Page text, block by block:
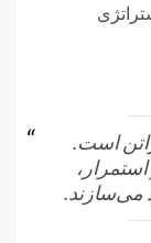
است.
می‌سازند.